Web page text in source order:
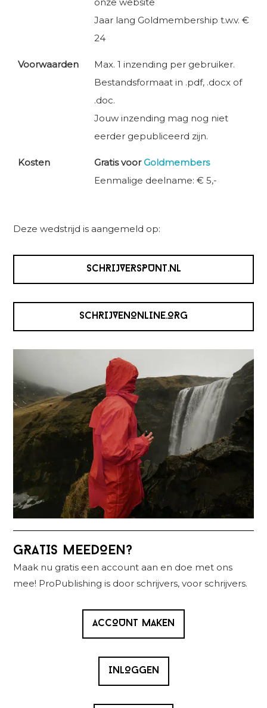
Jaar lang Goldmembership t.w.v. €
24
Voorwaarden
Max. 1 inzending per gebruiker.
Bestandsformaat in .pdf, .docx of
.doc.
Jouw inzending mag nog niet
eerder gepubliceerd zijn.
Kosten Gratis voor Goldmembers
Eenmalige deelname: € 5,-
Deze wedstrijd is aangemeld op:
SCHRIJVERSPUNT.NL
SCHRIJVENONLINE.ORG
Primaire
Sidebar
GRATIS MEEDOEN?
Maak nu gratis een account aan en doe met ons
mee! ProPublishing is door schrijvers, voor schrijvers.
ACCOUNT MAKEN
INLOGGEN